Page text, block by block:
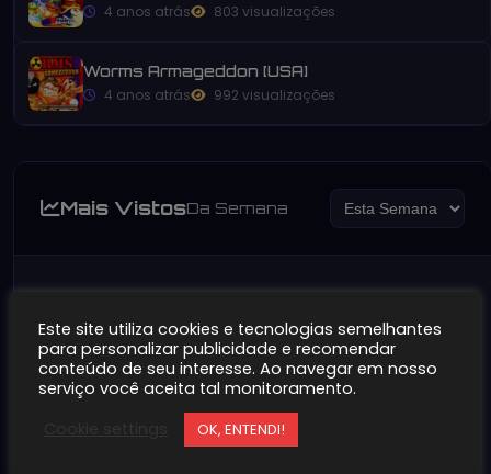
4 anos atrás
803 visualizações
Worms Armageddon [USA]
4 anos atrás
992 visualizações
Mais VistosDa Semana
Este site utiliza cookies e tecnologias semelhantes
para personalizar publicidade e recomendar
conteúdo de seu interesse. Ao navegar em nosso
serviço você aceita tal monitoramento.
OK, ENTENDI!